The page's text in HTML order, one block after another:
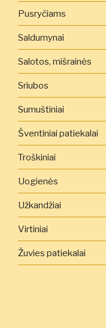
Pusryčiams
Saldumynai
Salotos, mišrainės
Sriubos
Sumuštiniai
Šventiniai patiekalai
Troškiniai
Uogienės
Užkandžiai
Virtiniai
Žuvies patiekalai